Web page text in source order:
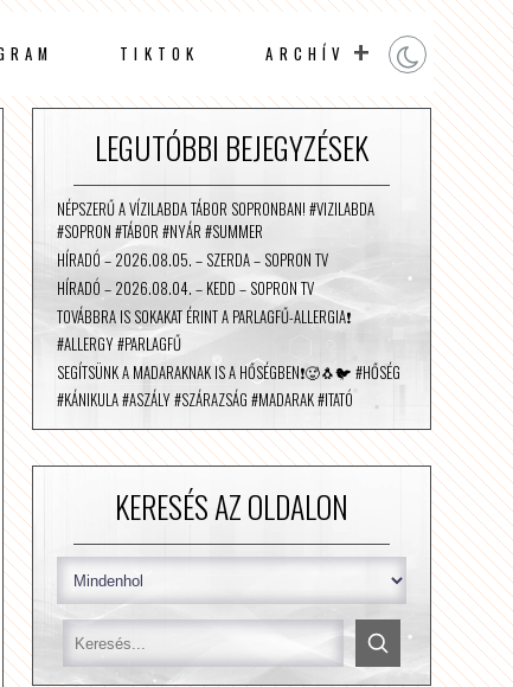
TIKTOK ARCHÍV
LEGUTÓBBI BEJEGYZÉSEK
NÉPSZERŰ A VÍZILABDA TÁBOR SOPRONBAN! #VIZILABDA
#SOPRON #TÁBOR #NYÁR #SUMMER
HÍRADÓ – 2026.08.05. – SZERDA – SOPRON TV
HÍRADÓ – 2026.08.04. – KEDD – SOPRON TV
TOVÁBBRA IS SOKAKAT ÉRINT A PARLAGFŰ-ALLERGIA❗️
#ALLERGY #PARLAGFŰ
SEGÍTSÜNK A MADARAKNAK IS A HŐSÉGBEN❗️🥵🐧🐦 #HŐSÉG
#KÁNIKULA #ASZÁLY #SZÁRAZSÁG #MADARAK #ITATÓ
KERESÉS AZ OLDALON